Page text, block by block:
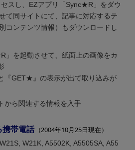
スし、EZアプリ「Sync★R」をダウ
て同サイトにて、記事に対応するテ
コンテンツ情報）もダウンロードし
」を起動させて、紙面上の画像をカ
『GET★』の表示が出て取り込みが
から関連する情報を入手
携帯電話 （2004年10月25日現在）
W21K, A5502K, A5505SA, A55